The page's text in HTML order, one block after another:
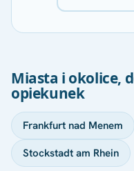
Miasta i okolice,
opiekunek
Frankfurt nad Menem
Stockstadt am Rhein